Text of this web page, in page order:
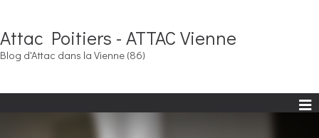
Attac Poitiers - ATTAC Vienne
Blog d'Attac dans la Vienne (86)